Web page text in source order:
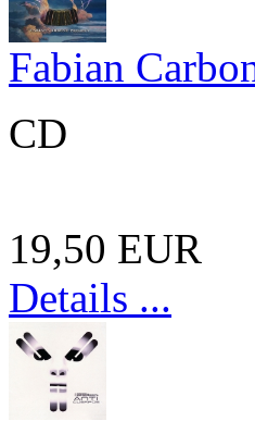
Fabian
CD
19,50 EUR
Details ...